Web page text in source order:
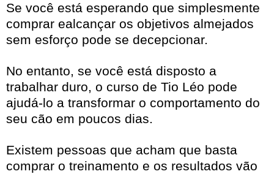
Se você está esperando que simplesmente
comprar ealcançar os objetivos almejados
sem esforço pode se decepcionar.
No entanto, se você está disposto a
trabalhar duro, o curso de Tio Léo pode
ajudá-lo a transformar o comportamento do
seu cão em poucos dias.
Existem pessoas que acham que basta
comprar o treinamento e os resultados vão